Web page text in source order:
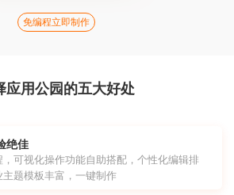
免编程立即制作
应用公园的五大好处
绝佳
，可视化操作功能自助搭配，个性化编辑排
主题模板丰富，一键制作